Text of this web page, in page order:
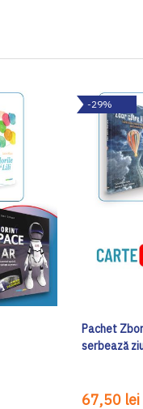
-29%
Pachet
serbează
67,50 lei